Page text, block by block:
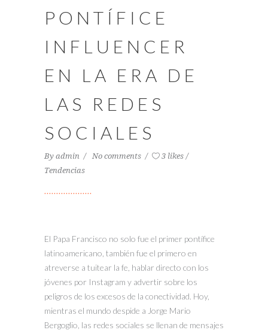
PONTÍFICE
INFLUENCER
EN LA ERA DE
LAS REDES
SOCIALES
By admin No comments
3 likes
Tendencias
El Papa Francisco no solo fue el primer pontífice
latinoamericano, también fue el primero en
atreverse a tuitear la fe, hablar directo con los
jóvenes por Instagram y advertir sobre los
peligros de los excesos de la conectividad. Hoy,
mientras el mundo despide a Jorge Mario
Bergoglio, las redes sociales se llenan de mensajes